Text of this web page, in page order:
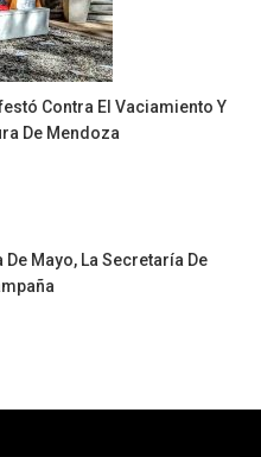
Contra El Vaciamiento Y
De Mendoza
Mayo, La Secretaría De